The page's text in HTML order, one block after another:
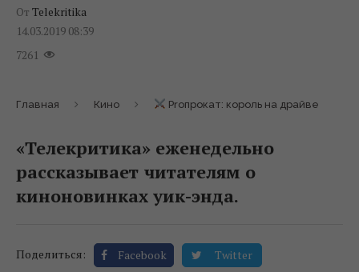
От Telekritika
14.03.2019 08:39
7261
Главная Кино Proпрокат: король на драйве
«Телекритика» еженедельно
рассказывает читателям о
киноновинках уик-энда.
Поделиться: Facebook Twitter